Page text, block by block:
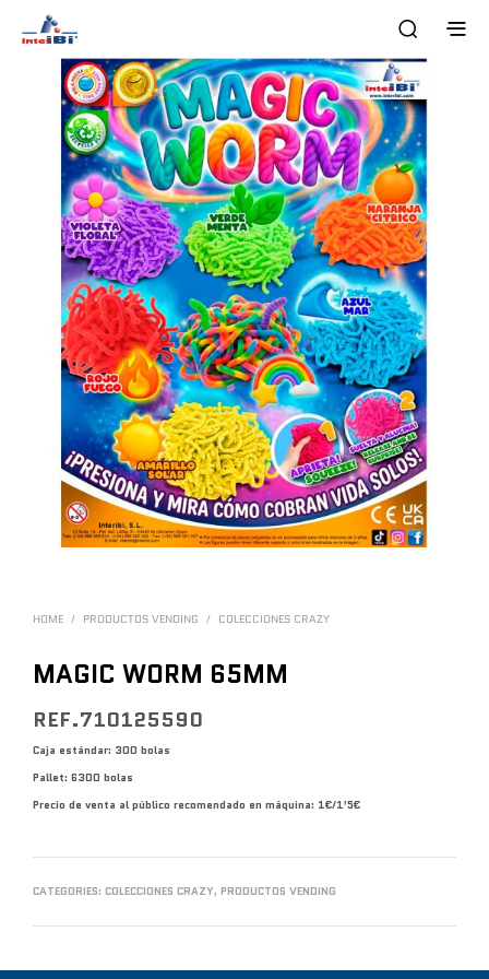
HOME / PRODUCTOS VENDING / COLECCIONES CRAZY
MAGIC WORM 65MM
REF.710125590
Caja estándar: 300 bolas
Pallet: 6300 bolas
Precio de venta al público recomendado en máquina: 1€/1’5€
CATEGORIES: COLECCIONES CRAZY, PRODUCTOS VENDING